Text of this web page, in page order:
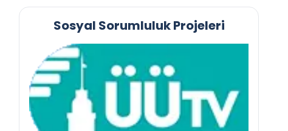
Sosyal Sorumluluk Projeleri